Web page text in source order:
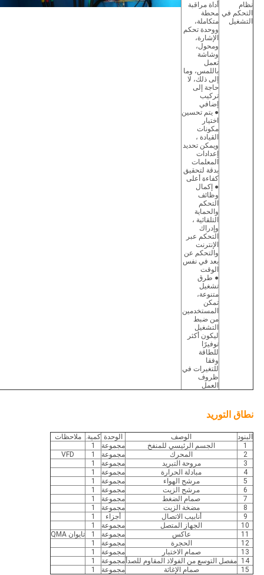
نظام
التحكم في
التشغيل
أداة مراقبة
محطة
متكاملة،
ووحدة تحكم
الإشارة،
ومحول،
وشاشة
تعمل
باللمس، وما
إلى ذلك، لا
حاجة إلى
تركيب
إضافي
● يتم تحسين
اختيار
مكونات
القيادة ،
ويمكن تحديد
إعدادات
المعلمات
بدقة لتحقيق
كفاءة أعلى
● إكمال
وظائف
التحكم
والحماية
التلقائية ،
وإدراك
التحكم عبر
الإنترنت
والتحكم عن
بعد في نفس
الوقت
● طرق
تشغيل
متنوعة،
تمكن
المستخدمين
من ضبط
التشغيل
ليكون أكثر
توفيرًا
للطاقة
وفقا
للتغيرات في
ظروف
العمل
نطاق التوريد
البنود الوصف الوحدة كمية.
ملاحظات
1
الجسم الرئيسي للمنفخ مجموعة
1
2
المحرك مجموعة 1
VFD
3
مروحة التبريد مجموعة
1
4
مبادلة الحرارة مجموعة
1
5
مرشح الهواء مجموعة
1
6
مرشح الزيت مجموعة
1
7
صمام الضغط مجموعة
1
8
مضخة الزيت مجموعة
1
9
أنابيب الاتصال أجزاء
1
10
الجهاز المتصل مجموعة
1
11
عاكس مجموعة 1
تايوان QMA
12
الحجرة مجموعة
1
13
صمام الاختبار مجموعة
1
14 مفصل التوسع من الفولاذ المقاوم للصدأ مجموعة
1
15
صمام الإغاثة مجموعة 1